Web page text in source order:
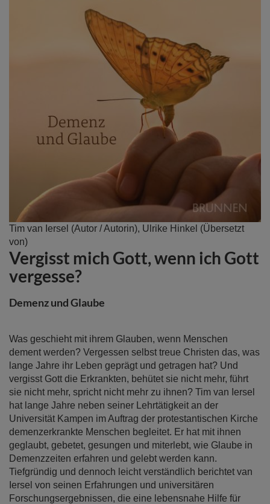
Tim van Iersel (Autor / Autorin), Ulrike Hinkel (Übersetzt
von)
Vergisst mich Gott, wenn ich Gott
vergesse?
Demenz und Glaube
Was geschieht mit ihrem Glauben, wenn Menschen
dement werden? Vergessen selbst treue Christen das, was
lange Jahre ihr Leben geprägt und getragen hat? Und
vergisst Gott die Erkrankten, behütet sie nicht mehr, führt
sie nicht mehr, spricht nicht mehr zu ihnen? Tim van Iersel
hat lange Jahre neben seiner Lehrtätigkeit an der
Universität Kampen im Auftrag der protestantischen Kirche
demenzerkrankte Menschen begleitet. Er hat mit ihnen
geglaubt, gebetet, gesungen und miterlebt, wie Glaube in
Demenzzeiten erfahren und gelebt werden kann.
Tiefgründig und dennoch leicht verständlich berichtet van
Iersel von seinen Erfahrungen und universitären
Forschungsergebnissen, die eine lebensnahe Hilfe für
Zum
Anfang
der
Bildergalerie
springen